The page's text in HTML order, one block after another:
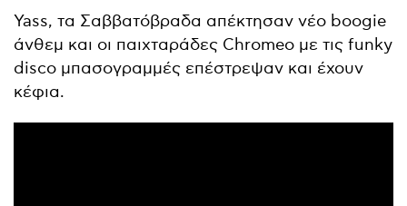
Yass, τα Σαββατόβραδα απέκτησαν νέο boogie
άνθεμ και οι παιχταράδες Chromeo με τις funky
disco μπασογραμμές επέστρεψαν και έχουν
κέφια.